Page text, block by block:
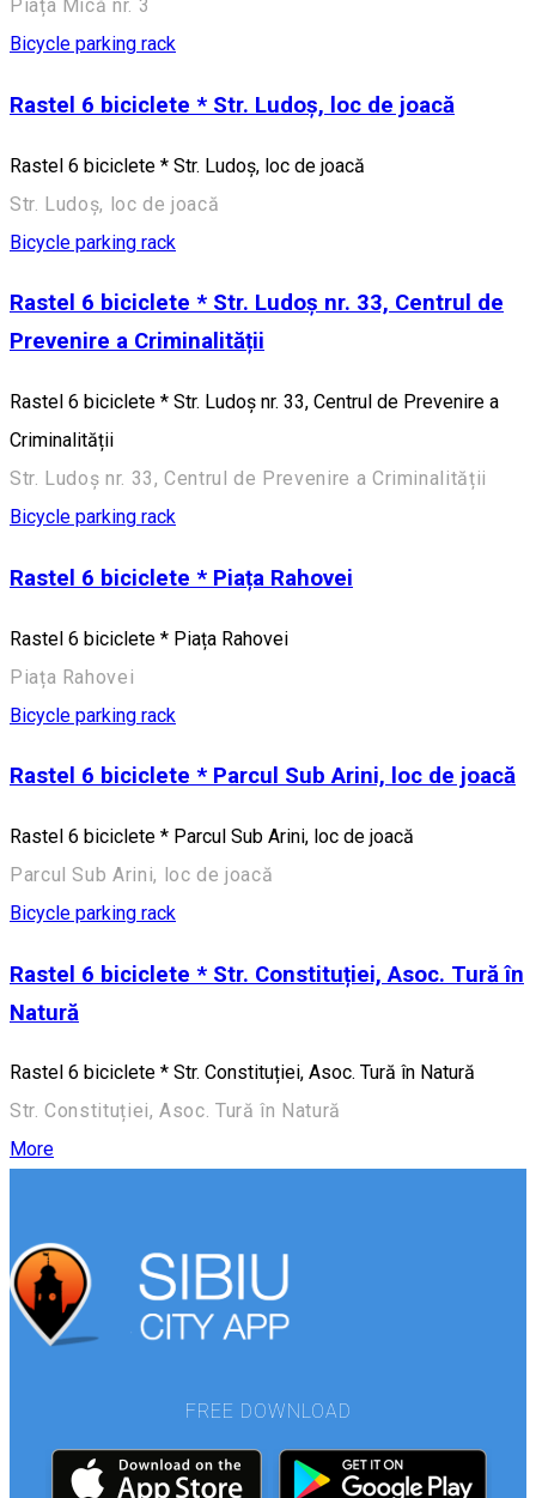
Piața Mică nr. 3
Bicycle parking rack
Rastel 6 biciclete * Str. Ludoș, loc de joacă
Rastel 6 biciclete * Str. Ludoș, loc de joacă
Str. Ludoș, loc de joacă
Bicycle parking rack
Rastel 6 biciclete * Str. Ludoș nr. 33, Centrul de
Prevenire a Criminalității
Rastel 6 biciclete * Str. Ludoș nr. 33, Centrul de Prevenire a
Criminalității
Str. Ludoș nr. 33, Centrul de Prevenire a Criminalității
Bicycle parking rack
Rastel 6 biciclete * Piața Rahovei
Rastel 6 biciclete * Piața Rahovei
Piața Rahovei
Bicycle parking rack
Rastel 6 biciclete * Parcul Sub Arini, loc de joacă
Rastel 6 biciclete * Parcul Sub Arini, loc de joacă
Parcul Sub Arini, loc de joacă
Bicycle parking rack
Rastel 6 biciclete * Str. Constituției, Asoc. Tură în
Natură
Rastel 6 biciclete * Str. Constituției, Asoc. Tură în Natură
Str. Constituției, Asoc. Tură în Natură
More
FREE DOWNLOAD